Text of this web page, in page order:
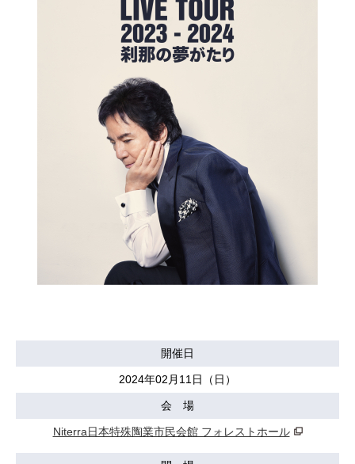
開催日
2024年02月11日（日）
会 場
Niterra日本特殊陶業市民会館 フォレストホール